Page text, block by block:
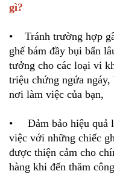
gì?
• Tránh trường hợp
ghế bám đầy bụi bẩn
tưởng cho các loại vi
triệu chứng ngứa
nơi làm việc của bạn,
• Đảm bảo hiệu quả
việc với những chiếc
được thiện cảm cho
hàng khi đến thăm